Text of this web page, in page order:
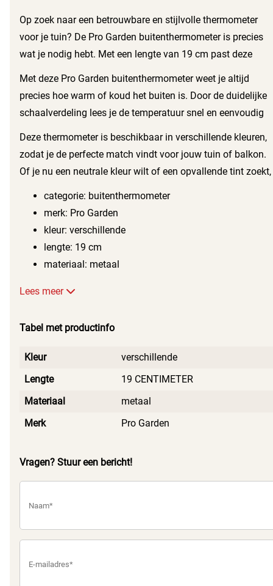
Op zoek naar een betrouwbare en stijlvolle thermometer
voor je tuin? De Pro Garden buitenthermometer is precies
wat je nodig hebt. Met een lengte van 19 cm past deze
muur, schutting of paal bevestigen.
Met deze Pro Garden buitenthermometer weet je altijd
precies hoe warm of koud het buiten is. Door de duidelijke
schaalverdeling lees je de temperatuur snel en eenvoudig
Deze thermometer is beschikbaar in verschillende kleuren,
zodat je de perfecte match vindt voor jouw tuin of balkon.
Of je nu een neutrale kleur wilt of een opvallende tint zoekt,
categorie: buitenthermometer
merk: Pro Garden
kleur: verschillende
lengte: 19 cm
materiaal: metaal
Lees meer
Tabel met productinfo
Kleur
verschillende
Lengte
19 CENTIMETER
Materiaal
metaal
Merk
Pro Garden
Vragen? Stuur een bericht!